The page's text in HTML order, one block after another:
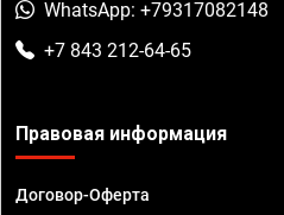
WhatsApp: +79317082148
+7 843 212-64-65
Правовая информация
Договор-Оферта